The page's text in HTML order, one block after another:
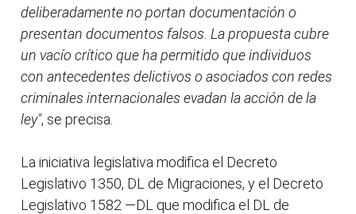
deliberadamente no portan documentación o
presentan documentos falsos. La propuesta cubre
un vacío crítico que ha permitido que individuos
con antecedentes delictivos o asociados con redes
criminales internacionales evadan la acción de la
ley", se precisa.
La iniciativa legislativa modifica el Decreto
Legislativo 1350, DL de Migraciones, y el Decreto
Legislativo 1582 —DL que modifica el DL de